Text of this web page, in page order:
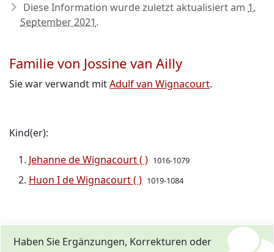
Diese Information wurde zuletzt aktualisiert am 1.
September 2021.
Familie von Jossine van Ailly
Sie war verwandt mitAdulf van Wignacourt.
Kind(er):
Jehanne de Wignacourt ( ) 1016-1079
Huon I de Wignacourt ( ) 1019-1084
Haben Sie Ergänzungen, Korrekturen oder